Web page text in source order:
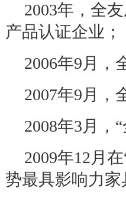
2003年，全
产品认证企业；
2006年9月，
2007年9月，
2008年3月， “
2009年12月在
势最具影响力家